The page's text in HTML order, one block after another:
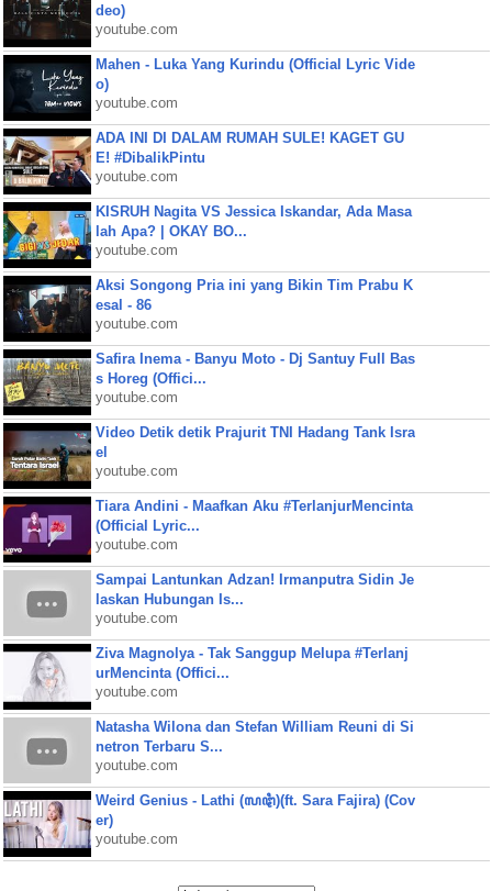
deo)
youtube.com
Mahen - Luka Yang Kurindu (Official Lyric Vide
o)
youtube.com
ADA INI DI DALAM RUMAH SULE! KAGET GU
E! #DibalikPintu
youtube.com
KISRUH Nagita VS Jessica Iskandar, Ada Masa
lah Apa? | OKAY BO...
youtube.com
Aksi Songong Pria ini yang Bikin Tim Prabu K
esal - 86
youtube.com
Safira Inema - Banyu Moto - Dj Santuy Full Bas
s Horeg (Offici...
youtube.com
Video Detik detik Prajurit TNI Hadang Tank Isra
el
youtube.com
Tiara Andini - Maafkan Aku #TerlanjurMencinta
(Official Lyric...
youtube.com
Sampai Lantunkan Adzan! Irmanputra Sidin Je
laskan Hubungan Is...
youtube.com
Ziva Magnolya - Tak Sanggup Melupa #Terlanj
urMencinta (Offici...
youtube.com
Natasha Wilona dan Stefan William Reuni di Si
netron Terbaru S...
youtube.com
Weird Genius - Lathi (ꦭꦛꦶ)(ft. Sara Fajira) (Cov
er)
youtube.com